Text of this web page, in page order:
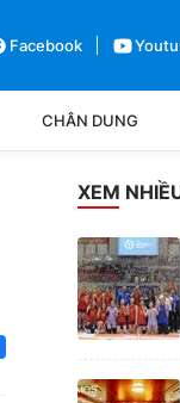
Facebook
CHÂN DUNG
XEM